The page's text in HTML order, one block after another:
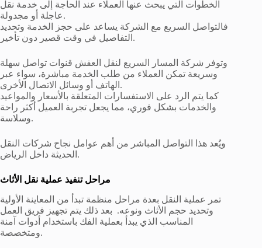
الخطوات التي يبحث عنها العملاء عند الحاجة إلى خدمة نقل
عاجلة أو مجدولة.
فالتواصل السريع مع الشركة يساعد على حجز الخدمة وتحديد
التفاصيل في وقت قصير دون تأخير.
وتوفر شركة المسار السريع لنقل العفش قنوات تواصل سهلة
وسريعة تمكن العملاء من طلب الخدمة مباشرة، سواء عبر
الهاتف أو وسائل الاتصال الأخرى.
كما يتم الرد على الاستفسارات المتعلقة بالأسعار والمواعيد
والخدمات بشكل فوري، مما يجعل تجربة العميل أكثر راحة
وسلاسة.
ويُعد هذا التواصل المباشر من أهم عوامل نجاح شركات النقل
الحديثة داخل الرياض.
مراحل تنفيذ عملية نقل الأثاث
تمر عملية النقل بعدة مراحل منظمة تبدأ من المعاينة الأولية
وتحديد حجم الأثاث ونوعه. بعد ذلك يتم تجهيز فريق العمل
المناسب الذي يبدأ بعملية الفك باستخدام أدوات آمنة
ومتخصصة.